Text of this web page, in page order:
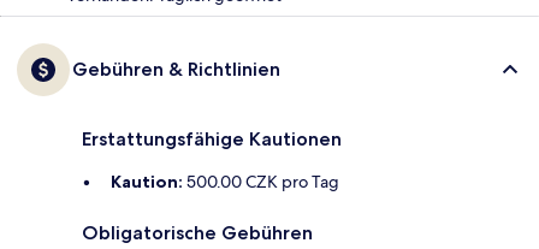
Gebühren & Richtlinien
Erstattungsfähige Kautionen
Kaution: 500.00 CZK pro Tag
Obligatorische Gebühren